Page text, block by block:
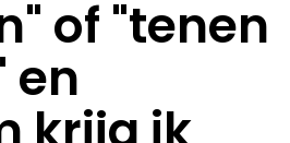
of "tenen
en